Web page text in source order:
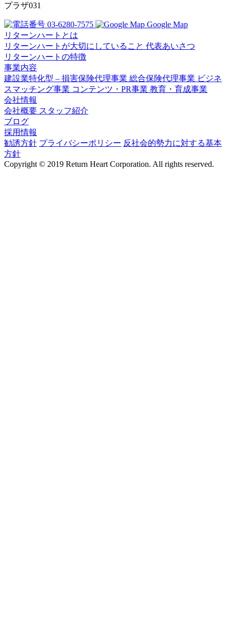
プラザ031
03-6280-7575
Google Map
リターンハートとは
リターンハートが大切にしていること 代表あいさつ
リターンハートの特徴
事業内容
建設業特化型 – 損害保険代理事業 総合保険代理事業 ビジネ
スマッチング事業 コンテンツ・PR事業 教育・育成事業
会社情報
会社概要 スタッフ紹介
ブログ
採用情報
勧誘方針 プライバシーポリシー 反社会的勢力に対する基本
方針
Copyright © 2019 Return Heart Corporation. All rights reserved.